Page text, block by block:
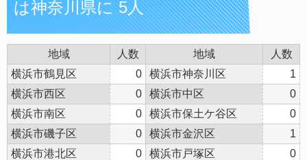
は神奈川県に 5人
地域 人数 地域
人数
横浜市鶴見区
0 横浜市神奈川区
1
横浜市西区
0 横浜市中区
0
横浜市南区
0 横浜市保土ケ谷区
0
横浜市磯子区
0 横浜市金沢区
1
横浜市港北区
0 横浜市戸塚区
0